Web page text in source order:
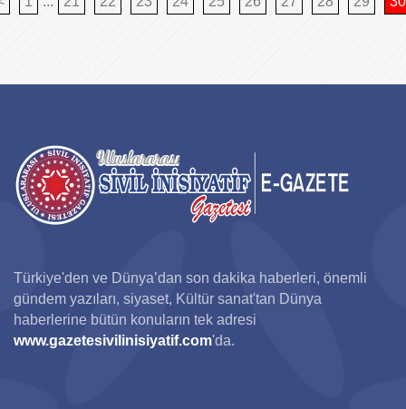
Türkiye'den ve Dünya’dan son dakika haberleri, önemli
gündem yazıları, siyaset, Kültür sanat'tan Dünya
haberlerine bütün konuların tek adresi
www.gazetesivilinisiyatif.com'da.